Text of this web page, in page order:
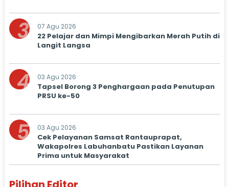
3 07 Agu 2026
22 Pelajar dan Mimpi Mengibarkan Merah Putih di
Langit Langsa
4 03 Agu 2026
Tapsel Borong 3 Penghargaan pada Penutupan
PRSU ke-50
5 03 Agu 2026
Cek Pelayanan Samsat Rantauprapat,
Wakapolres Labuhanbatu Pastikan Layanan
Prima untuk Masyarakat